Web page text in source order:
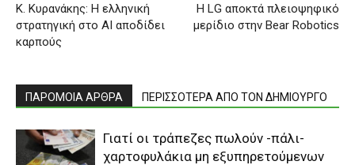
Κ. Κυρανάκης: Η ελληνική
στρατηγική στο ΑΙ αποδίδει
καρπούς
Η LG αποκτά πλειοψηφικό
μερίδιο στην Bear Robotics
ΠΑΡΟΜΟΙΑ ΑΡΘΡΑ ΠΕΡΙΣΣΟΤΕΡΑ ΑΠΟ ΤΟΝ ΔΗΜΙΟΥΡΓΟ
Γιατί οι τράπεζες πωλούν -πάλι-
χαρτοφυλάκια μη εξυπηρετούμενων